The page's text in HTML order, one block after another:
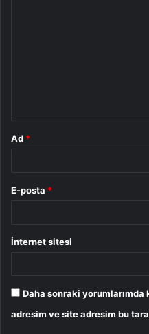
Ad *
E-posta *
İnternet sitesi
Daha sonraki yorumlarımda
adresim ve site adresim bu